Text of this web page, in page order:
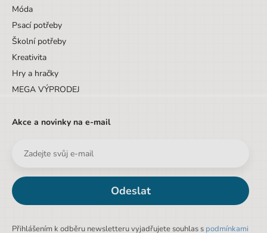
Móda
Psací potřeby
Školní potřeby
Kreativita
Hry a hračky
MEGA VÝPRODEJ
Akce a novinky na e-mail
Odeslat
Přihlášením k odběru newsletteru vyjadřujete souhlas s podmínkami